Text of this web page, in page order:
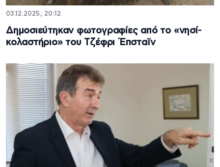
03.12.2025, 20:12
Δημοσιεύτηκαν φωτογραφίες από το «νησί-
κολαστήριο» του Τζέφρι Έπσταϊν